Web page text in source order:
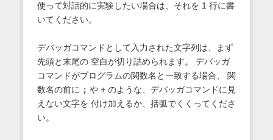
使って対話的に実験したい場合は、それを 1 行に書
いてください。
デバッガコマンドとして入力された文字列は、まず
先頭と末尾の 空白が切り詰められます。 デバッガ
コマンドがプログラムの関数名と一致する場合、 関
数名の前に ; や +のような、デバッガコマンドに見
えない文字を 付け加えるか、括弧でくくってくださ
い。